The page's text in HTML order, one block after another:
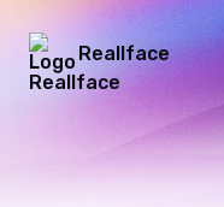
Reallface